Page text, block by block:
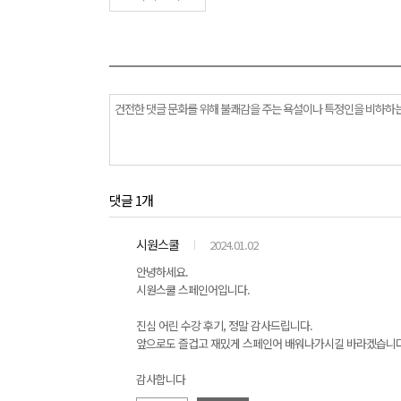
댓글 1개
시원스쿨
2024.01.02
안녕하세요.
시원스쿨 스페인어입니다.
진심 어린 수강 후기, 정말 감사드립니다.
앞으로도 즐겁고 재밌게 스페인어 배워나가시길 바라겠습니
감사합니다